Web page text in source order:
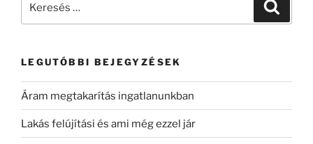
LEGUTÓBBI BEJEGYZÉSEK
Áram megtakarítás ingatlanunkban
Lakás felújítási és ami még ezzel jár